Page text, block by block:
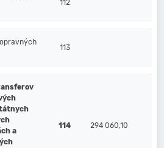
112
113
a
114 294 060,10